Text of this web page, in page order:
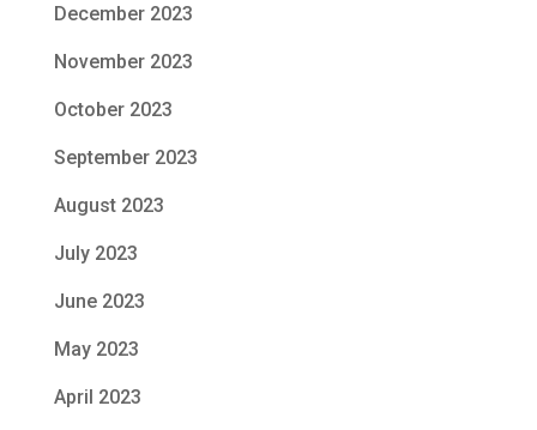
December 2023
November 2023
October 2023
September 2023
August 2023
July 2023
June 2023
May 2023
April 2023